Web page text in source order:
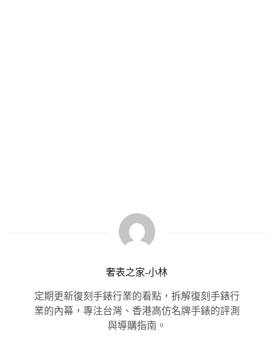
奢表之家-小林
定期更新復刻手錶行業的看點，拆解復刻手錶行
業的內幕，專注台灣、香港高仿名牌手錶的評測
與導購指南。